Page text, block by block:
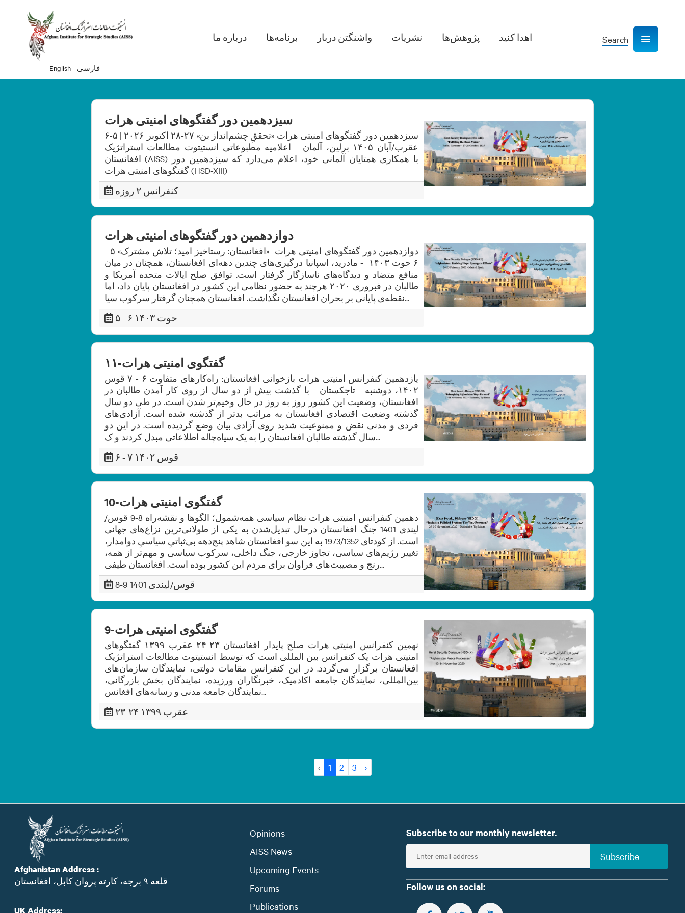
English فارسی
Main navigation
درباره ما برنامه‌ها واشنگتن دربار نشریات پژوهش­‌ها اهدا کنید Search Show navigation
سیزدهمین دور گفتگوهای امنیتی هرات
سیزدهمین دور گفتگوهای امنیتی هرات «تحققِ چشم‌انداز بن» ۲۷-۲۸ اکتوبر ۲۰۲۶ | ۵-۶
عقرب/آبان ۱۴۰۵ برلین، آلمان اعلامیه مطبوعاتی انستیتوت مطالعات استراتژیک
افغانستان (AISS) با همکاری همتایان آلمانی خود، اعلام می‌دارد که سیزدهمین دور
گفتگوهای امنیتی هرات (HSD-XIII)
کنفرانس ۲ روزه
دوازدهمین دور گفتگوهای امنیتی هرات
دوازدهمین دور گفتگوهای امنیتی هرات «افغانستان: رستاخیز امید؛ تلاش مشترک» ۵ -
۶ حوت ۱۴۰۳ - مادرید، اسپانیا درگیری‌های چندین دهه‌ای افغانستان، همچنان در میان
منافع متضاد و دیدگاه‌های ناسازگار گرفتار است. توافق صلح ایالات متحده آمریکا و
طالبان در فبروری ۲۰۲۰ هرچند به حضور نظامی این کشور در افغانستان پایان داد، اما
نقطه‌ی پایانی بر بحران افغانستان نگذاشت. افغانستان همچنان گرفتار سرکوب سیا...
۵ - ۶ حوت ۱۴۰۳
گفتگوی امنیتی هرات-۱۱
یازدهمین کنفرانس امنیتی هرات بازخوانی افغانستان: راه‌کارهای متفاوت ۶ - ۷ قوس
۱۴۰۲، دوشنبه - تاجکستان با گذشت بیش از دو سال از روی کار آمدن طالبان در
افغانستان، وضعیت این کشور روز به روز در حال وخیم‌تر شدن است. در طی دو سال
گذشته وضعیت اقتصادی افغانستان به مراتب بدتر از گذشته شده است. آزادی‌های
فردی و مدنی نقض و ممنوعیت شدید روی آزادی بیان وضع گردیده است. در این دو
سال گذشته طالبان افغانستان را به یک سیاه‌چاله اطلاعاتی مبدل کردند و ک...
۶ - ۷ قوس ۱۴۰۲
گفتگوی امنیتی هرات-10
دهمین کنفرانس امنیتی هرات نظام سیاسی همه‌شمول؛ الگوها و نقشه‌راه 8-9 قوس/
لیندی 1401 جنگ افغانستان درحال تبدیل‌شدن به یکی از طولانی‌ترین نزاع‌های جهانی
است. از کودتای 1973/1352 به این سو افغانستان شاهد پنج‌دهه بی‌ثباتیِ سیاسیِ دوامدار،
تغییر رژیم‌های سیاسی، تجاوز خارجی، جنگ داخلی، سرکوب سیاسی و مهم‌تر از همه،
رنج و مصیبت‌های فراوان برای مردم این کشور بوده است. افغانستان طیفی...
8-9 قوس/لیندی 1401
گفتگوی امنیتی هرات-9
نهمین کنفرانس امنیتی هرات صلح پایدار افغانستان ۲۳-۲۴ عقرب ۱۳۹۹ گفتگوهای
امنیتی هرات یک کنفرانس بین المللی است که توسط انستیتوت مطالعات استراتژیک
افغانستان برگزار می‌گردد. در این کنفرانس مقامات دولتی، نمایندگان سازمان‌های
بین‌المللی، نمایندگان جامعه اکادمیک، خبرنگاران ورزیده، نمایندگان بخش بازرگانی،
نمایندگان جامعه مدنی و رسانه‌های افغانس...
۲۳-۲۴ عقرب ۱۳۹۹
‹ 1 2 3 ›
Afghanistan Address :
قلعه ۹ برجه، کارته پروان کابل، افغانستان
UK Address:
Opinions
AISS News
Upcoming Events
Forums
Publications
Subscribe to our monthly newsletter.
E
n
t
e
Subscribe
Follow us on social: